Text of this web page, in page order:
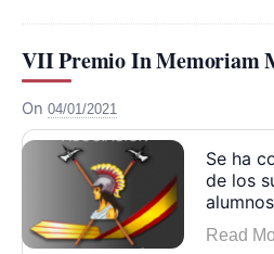
VII Premio In Memoriam
On 04/01/2021
Se ha
de los
Read